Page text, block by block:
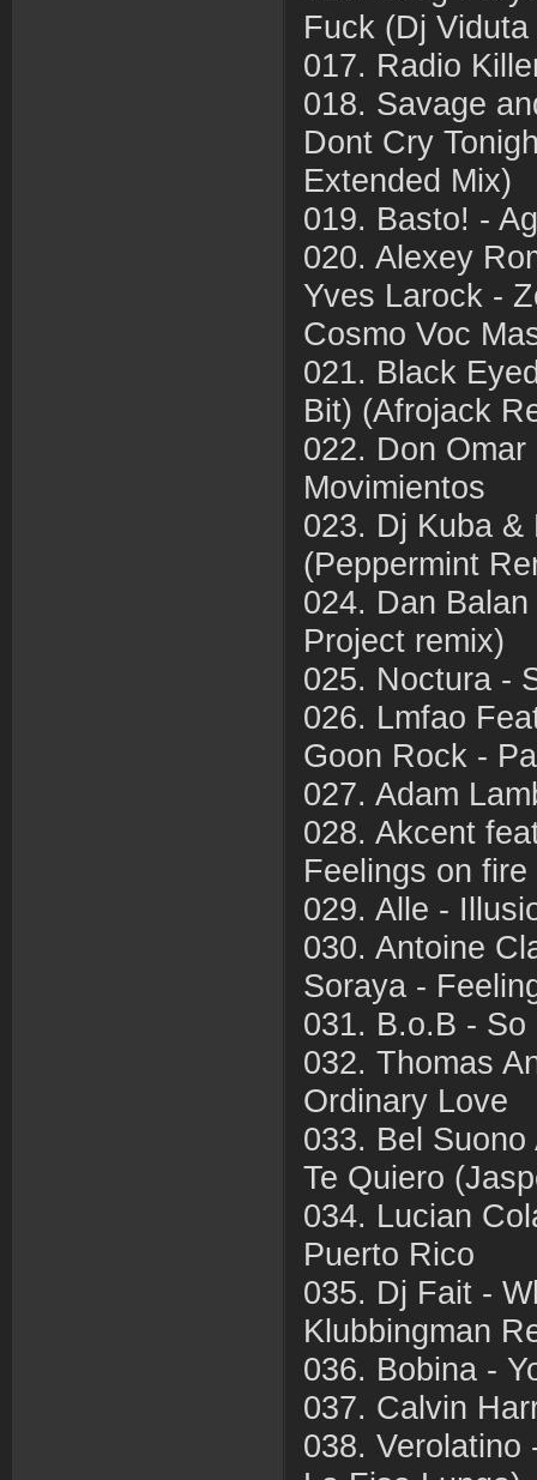
Fuck (Dj
017. Radio
018. Savage
Dont Cry
Extended Mix)
019. Basto! -
020. Alexey
Yves Larock -
Cosmo Voc
021. Black
Bit) (Afrojack
022. Don
Movimientos
023. Dj Kuba &
(Peppermint
024. Dan
Project remix)
025. Noctura -
026. Lmfao
Goon Rock -
027. Adam
028. Akcent
Feelings on fire
029. Alle -
030. Antoine
Soraya -
031. B.o.B - So
032. Thomas
Ordinary Love
033. Bel
Te Quiero
034. Lucian
Puerto Rico
035. Dj Fait -
Klubbingman
036. Bobina -
037. Calvin
038. Verolatino